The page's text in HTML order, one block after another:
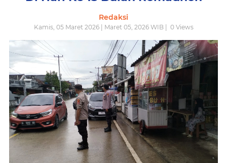
Redaksi
Kamis, 05 Maret 2026 | Maret 05, 2026 WIB | 0Views